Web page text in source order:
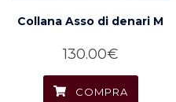
Collana Asso di denari M
130.00€
COMPRA